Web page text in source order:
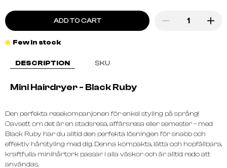
ADD TO CART
Few in stock
DESCRIPTION SKU
Mini Hairdryer - Black Ruby
Den perfekta resekompanjonen för enkel styling på språng!
Oavsett om det är en stadsresa, affärsresa eller semester – med
Black Ruby har du alltid den perfekta lösningen för snabb och
effektiv hårstyling med dig. Denna kompakta, lätta och hopfällbara,
kraftfulla minihårtork passar i alla väskor och är alltid redo att
användas.